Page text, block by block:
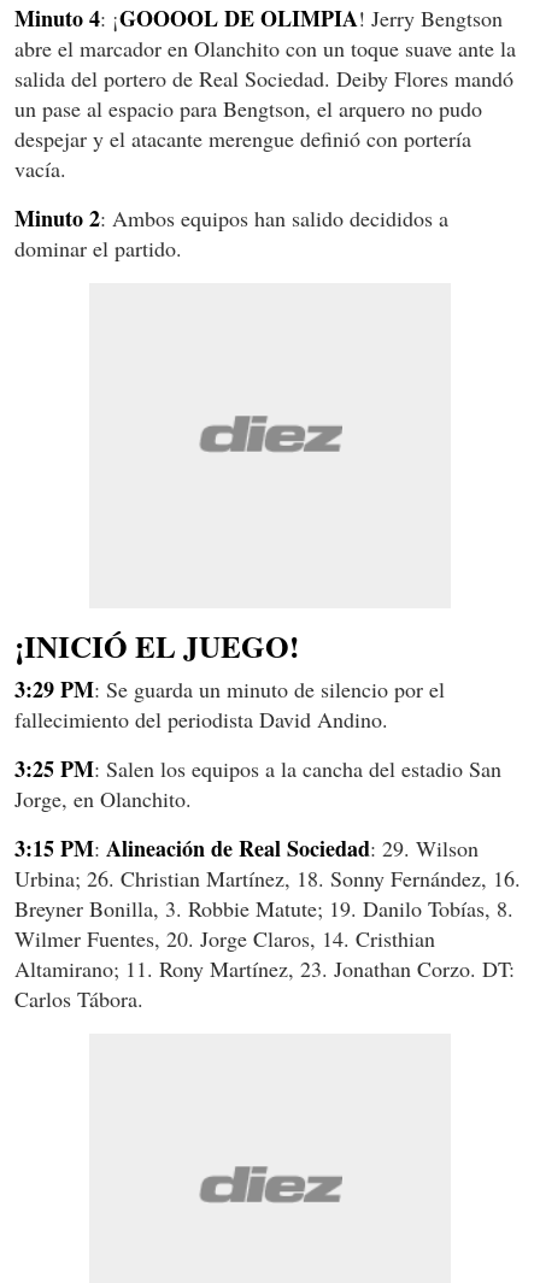
Minuto 4: ¡GOOOOL DE OLIMPIA! Jerry Bengtson
abre el marcador en Olanchito con un toque suave ante la
salida del portero de Real Sociedad. Deiby Flores mandó
un pase al espacio para Bengtson, el arquero no pudo
despejar y el atacante merengue definió con portería
vacía.
Minuto 2: Ambos equipos han salido decididos a
dominar el partido.
¡INICIÓ EL JUEGO!
3:29 PM: Se guarda un minuto de silencio por el
fallecimiento del periodista David Andino.
3:25 PM: Salen los equipos a la cancha del estadio San
Jorge, en Olanchito.
3:15 PM: Alineación de Real Sociedad: 29. Wilson
Urbina; 26. Christian Martínez, 18. Sonny Fernández, 16.
Breyner Bonilla, 3. Robbie Matute; 19. Danilo Tobías, 8.
Wilmer Fuentes, 20. Jorge Claros, 14. Cristhian
Altamirano; 11. Rony Martínez, 23. Jonathan Corzo. DT:
Carlos Tábora.